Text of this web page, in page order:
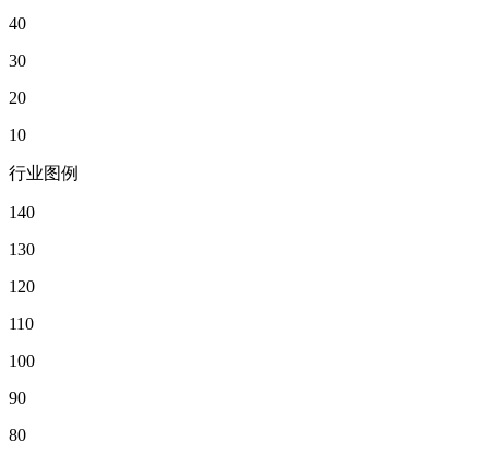
40
30
20
10
行业图例
140
130
120
110
100
90
80